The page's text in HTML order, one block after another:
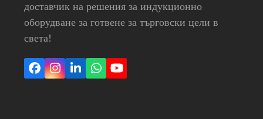
доставчик на решения за индукционно
оборудване за готвене за търговски цели в
света!
Facebook
Instagram
LinkedIn
Whatsapp
YouTube